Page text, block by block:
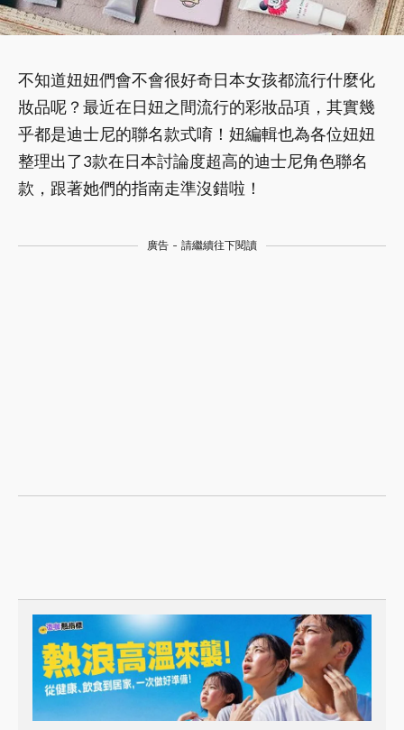
不知道妞妞們會不會很好奇日本女孩都流行什麼化
妝品呢？最近在日妞之間流行的彩妝品項，其實幾
乎都是迪士尼的聯名款式唷！妞編輯也為各位妞妞
整理出了3款在日本討論度超高的迪士尼角色聯名
款，跟著她們的指南走準沒錯啦！
廣告 - 請繼續往下閱讀